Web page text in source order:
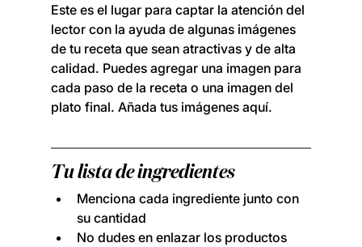
Este es el lugar para captar la atención del
lector con la ayuda de algunas imágenes
de tu receta que sean atractivas y de alta
calidad. Puedes agregar una imagen para
cada paso de la receta o una imagen del
plato final. Añada tus imágenes aquí.
Tu lista de ingredientes
Menciona cada ingrediente junto con
su cantidad
No dudes en enlazar los productos